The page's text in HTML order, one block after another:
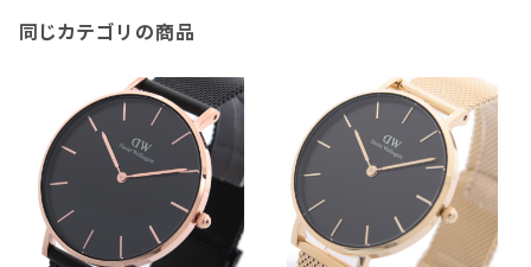
同じカテゴリの商品